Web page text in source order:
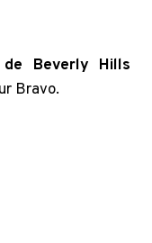
Beverly Hills
Bravo.